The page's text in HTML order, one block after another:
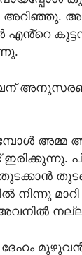
അറിഞ്ഞു.
എൻ്റെ
അമ്മ
ഇരിക്കുന്നു.
മാറി
നല്ല
ദേഹം